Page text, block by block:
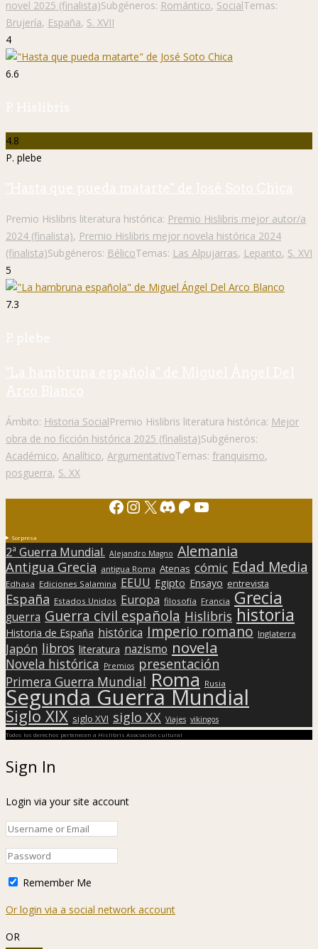
novel 2025 (finalista)Subgéneros: Romántico, SocialTemas:
Brujería, España, S. XVII
4
6.6
P. Hislibris
4.8
P. plebe
"Hasta que pueda matarte" de José Soto Chica
Premio Hislibris literatura histórica: Premio Hislibris mejor autor/a
2024 (finalista), Premio Hislibris mejor novela histórica 2024
(finalista)Subgéneros: BélicoTemas: Las Alpujarras, Lepanto, S. XVI
5
7.3
P. plebe
"La hambruna española" de Miguel Ángel Del
Arco Blanco
Ámbito: Historia SocialPremio Hislibris literatura histórica: Mejor
obra de no ficción histórica 2025 (finalista)Subgéneros:
Académico, Analítico, ArgumentativoTemas: franquismo,
posguerra, S. XX
Facebook
Instagram
X Discord
Patreon
YouTube
Sorpresa
2ª Guerra Mundial. Alejandro Magno Alemania
Antigua Grecia antigua Roma Atenas cómic Edad Media
Edhasa Ediciones Salamina EEUU Egipto Ensayo entrevista
España Estados Unidos Europa filosofía Francia Grecia
guerra Guerra civil española Hislibris historia
Historia de España histórica Imperio romano Inglaterra
Japón libros literatura nazismo novela
Novela histórica Premios presentación
Primera Guerra Mundial Roma Rusia
Segunda Guerra Mundial
Siglo XIX siglo XVI siglo XX Viajes vikingos
Todos los derechos pertenecen a Hislibris Asociación cultural
Sign In
Login via your site account
Remember Me
Or login via a social network account
OR